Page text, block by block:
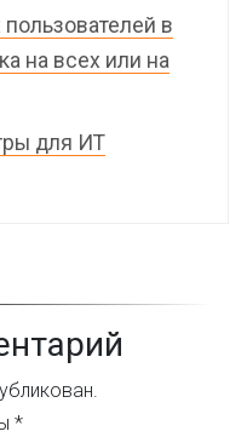
в
на всех или на
для ИТ
*